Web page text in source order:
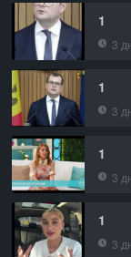
1
3
1
3
1
3
1
3